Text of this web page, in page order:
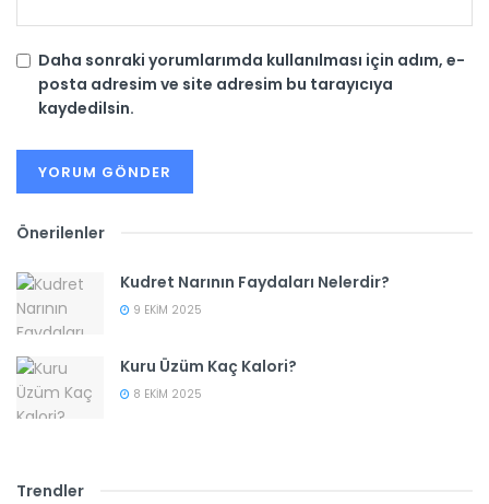
Daha sonraki yorumlarımda kullanılması için adım, e-
posta adresim ve site adresim bu tarayıcıya
kaydedilsin.
Önerilenler
Kudret Narının Faydaları Nelerdir?
9 EKIM 2025
Kuru Üzüm Kaç Kalori?
8 EKIM 2025
Trendler